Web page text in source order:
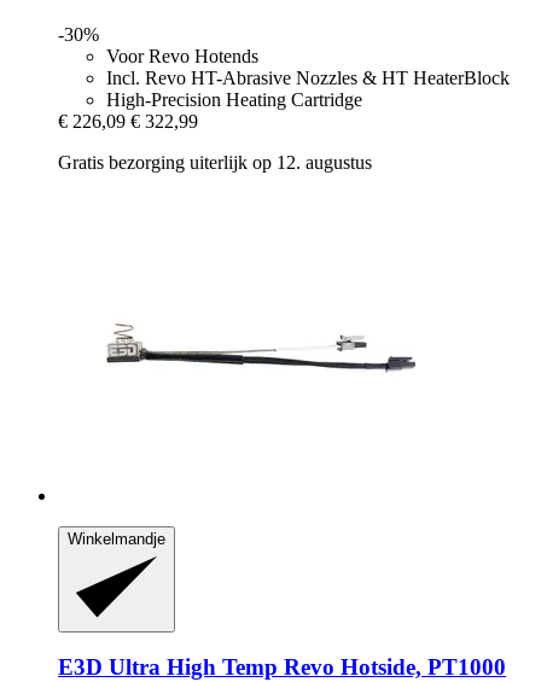
-30%
Voor Revo Hotends
Incl. Revo HT-Abrasive Nozzles & HT HeaterBlock
High-Precision Heating Cartridge
€ 226,09 € 322,99
Gratis bezorging uiterlijk op 12. augustus
Winkelmandje
E3D Ultra High Temp Revo Hotside, PT1000